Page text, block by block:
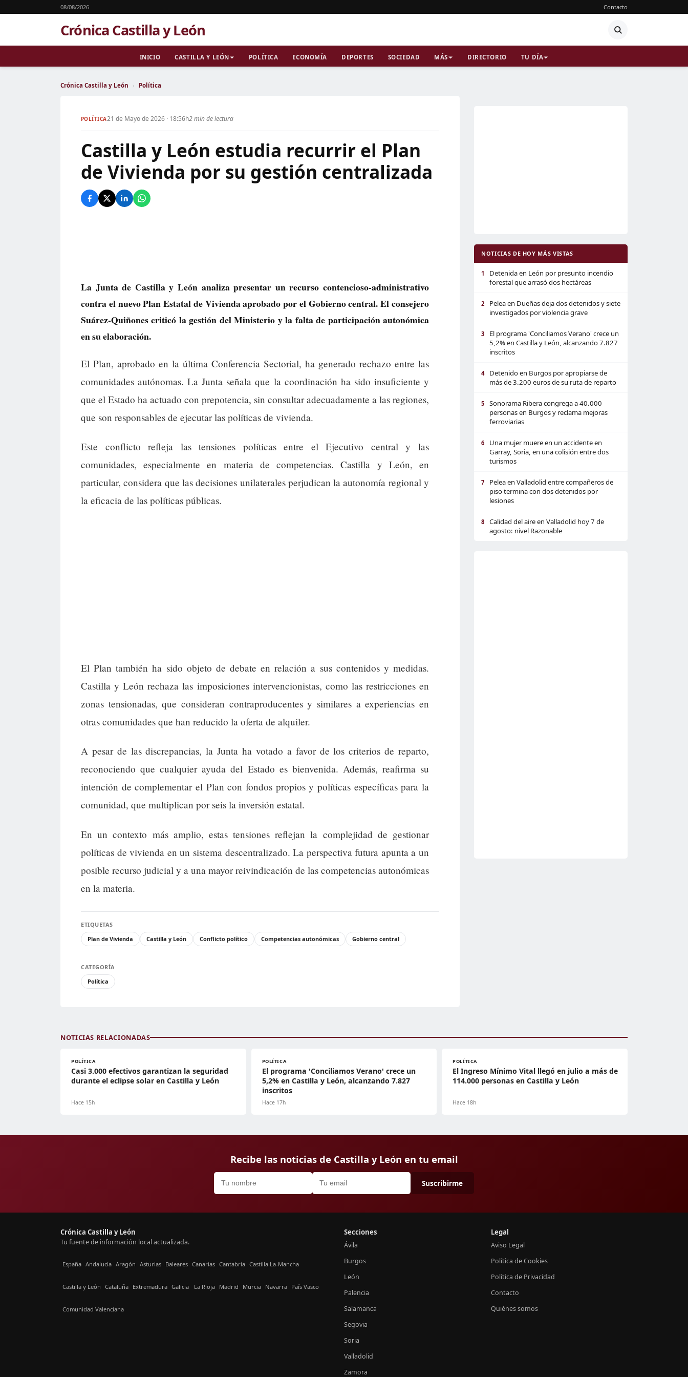
08/08/2026 Contacto
Crónica Castilla y León
INICIO CASTILLA Y LEÓN POLÍTICA ECONOMÍA DEPORTES SOCIEDAD MÁS DIRECTORIO TU DÍA
Crónica Castilla y León › Política
POLÍTICA21 de Mayo de 2026 · 18:56h2 min de lectura
Castilla y León estudia recurrir el Plan
de Vivienda por su gestión centralizada
La Junta de Castilla y León analiza presentar un recurso contencioso-administrativo
contra el nuevo Plan Estatal de Vivienda aprobado por el Gobierno central. El consejero
Suárez-Quiñones criticó la gestión del Ministerio y la falta de participación autonómica
en su elaboración.
El Plan, aprobado en la última Conferencia Sectorial, ha generado rechazo entre las
comunidades autónomas. La Junta señala que la coordinación ha sido insuficiente y
que el Estado ha actuado con prepotencia, sin consultar adecuadamente a las regiones,
que son responsables de ejecutar las políticas de vivienda.
Este conflicto refleja las tensiones políticas entre el Ejecutivo central y las
comunidades, especialmente en materia de competencias. Castilla y León, en
particular, considera que las decisiones unilaterales perjudican la autonomía regional y
la eficacia de las políticas públicas.
El Plan también ha sido objeto de debate en relación a sus contenidos y medidas.
Castilla y León rechaza las imposiciones intervencionistas, como las restricciones en
zonas tensionadas, que consideran contraproducentes y similares a experiencias en
otras comunidades que han reducido la oferta de alquiler.
A pesar de las discrepancias, la Junta ha votado a favor de los criterios de reparto,
reconociendo que cualquier ayuda del Estado es bienvenida. Además, reafirma su
intención de complementar el Plan con fondos propios y políticas específicas para la
comunidad, que multiplican por seis la inversión estatal.
En un contexto más amplio, estas tensiones reflejan la complejidad de gestionar
políticas de vivienda en un sistema descentralizado. La perspectiva futura apunta a un
posible recurso judicial y a una mayor reivindicación de las competencias autonómicas
en la materia.
ETIQUETAS
Plan de Vivienda
Castilla y León Conflicto político Competencias autonómicas Gobierno central
CATEGORÍA
Política
NOTICIAS DE HOY MÁS VISTAS
1
Detenida en León por presunto incendio
forestal que arrasó dos hectáreas
2
Pelea en Dueñas deja dos detenidos y siete
investigados por violencia grave
3
El programa 'Conciliamos Verano' crece un
5,2% en Castilla y León, alcanzando 7.827
inscritos
4
Detenido en Burgos por apropiarse de
más de 3.200 euros de su ruta de reparto
5
Sonorama Ribera congrega a 40.000
personas en Burgos y reclama mejoras
ferroviarias
6
Una mujer muere en un accidente en
Garray, Soria, en una colisión entre dos
turismos
7
Pelea en Valladolid entre compañeros de
piso termina con dos detenidos por
lesiones
8
Calidad del aire en Valladolid hoy 7 de
agosto: nivel Razonable
NOTICIAS RELACIONADAS
POLÍTICA
Casi 3.000 efectivos garantizan la seguridad
durante el eclipse solar en Castilla y León
Hace 15h
POLÍTICA
El programa 'Conciliamos Verano' crece un
5,2% en Castilla y León, alcanzando 7.827
inscritos
Hace 17h
POLÍTICA
El Ingreso Mínimo Vital llegó en julio a más de
114.000 personas en Castilla y León
Hace 18h
Recibe las noticias de Castilla y León en tu email
Suscribirme
Crónica Castilla y León
Tu fuente de información local actualizada.
España Andalucía Aragón Asturias Baleares Canarias Cantabria Castilla La-Mancha
Castilla y León Cataluña Extremadura Galicia La Rioja Madrid Murcia Navarra País Vasco
Comunidad Valenciana
Secciones
Ávila
Burgos
León
Palencia
Salamanca
Segovia
Soria
Valladolid
Zamora
Legal
Aviso Legal
Política de Cookies
Política de Privacidad
Contacto
Quiénes somos